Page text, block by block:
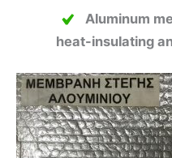
Aluminum
heat-insulating